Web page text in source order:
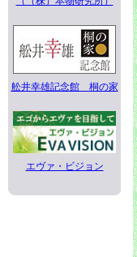
舩井幸雄記念館 桐の家
エヴァ・ビジョン